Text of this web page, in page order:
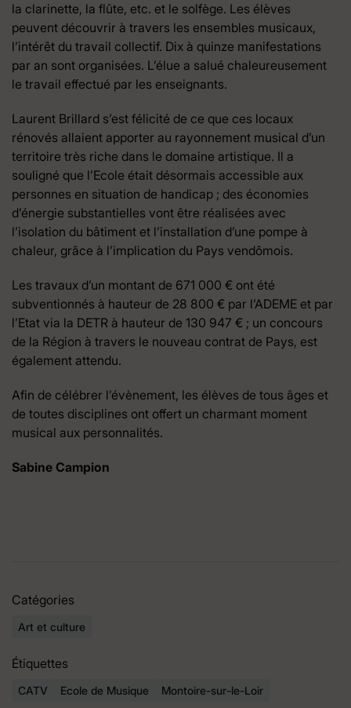
la clarinette, la flûte, etc. et le solfège. Les élèves
peuvent découvrir à travers les ensembles musicaux,
l’intérêt du travail collectif. Dix à quinze manifestations
par an sont organisées. L’élue a salué chaleureusement
le travail effectué par les enseignants.
Laurent Brillard s’est félicité de ce que ces locaux
rénovés allaient apporter au rayonnement musical d’un
territoire très riche dans le domaine artistique. Il a
souligné que l’Ecole était désormais accessible aux
personnes en situation de handicap ; des économies
d’énergie substantielles vont être réalisées avec
l’isolation du bâtiment et l’installation d’une pompe à
chaleur, grâce à l’implication du Pays vendômois.
Les travaux d’un montant de 671 000 € ont été
subventionnés à hauteur de 28 800 € par l’ADEME et par
l’Etat via la DETR à hauteur de 130 947 € ; un concours
de la Région à travers le nouveau contrat de Pays, est
également attendu.
Afin de célébrer l’évènement, les élèves de tous âges et
de toutes disciplines ont offert un charmant moment
musical aux personnalités.
Sabine Campion
Catégories
Art et culture
Étiquettes
CATV Ecole de Musique Montoire-sur-le-Loir